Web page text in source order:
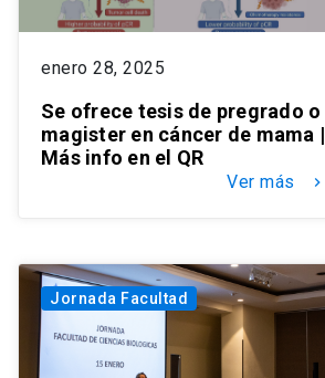
enero 28, 2025
Se ofrece tesis de pregrado o
magister en cáncer de mama |
Más info en el QR
Ver más keyboard_arrow_right
Jornada Facultad